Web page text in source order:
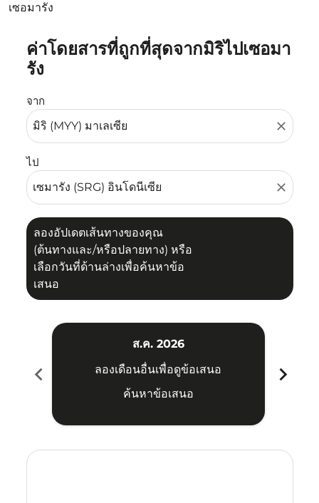
เซอมารัง
ค่าโดยสารที่ถูกที่สุดจากมิริไปเซอมา
รัง
จาก
close
ไป
close
ลองอัปเดตเส้นทางของคุณ
(ต้นทางและ/หรือปลายทาง) หรือ
เลือกวันที่ด้านล่างเพื่อค้นหาข้อ
เสนอ
ลองอัปเดตเส้นทางของคุณ (ต้นทางและ/หรือปลายทาง) หรื
chevron_left
ส.ค. 2026
ลองเดือนอื่นเพื่อดูข้อเสนอ
ค้นหาข้อเสนอ
chevron_right